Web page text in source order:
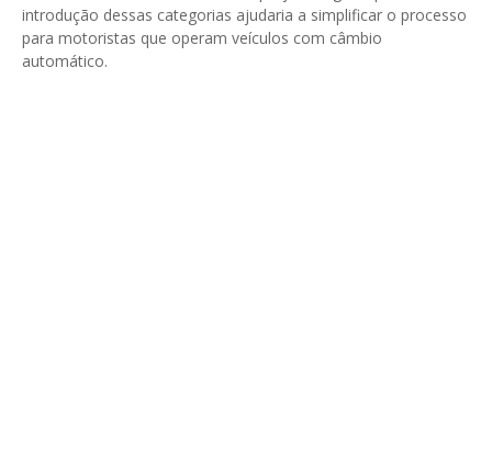
introdução dessas categorias ajudaria a simplificar o processo
para motoristas que operam veículos com câmbio
automático.